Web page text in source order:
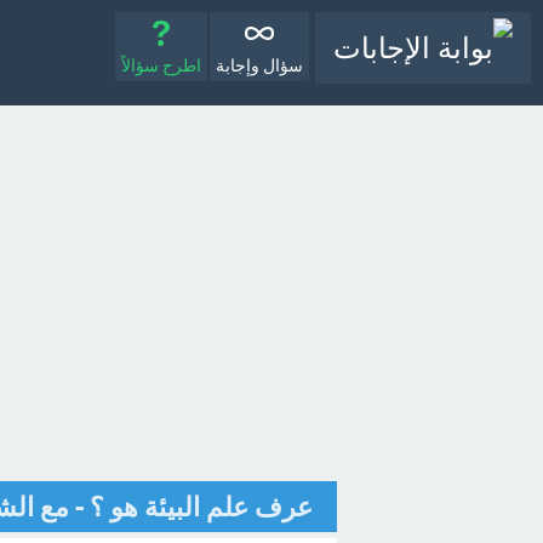
سؤال وإجابة اطرح سؤالاً
عرف علم البيئة هو ؟ - مع